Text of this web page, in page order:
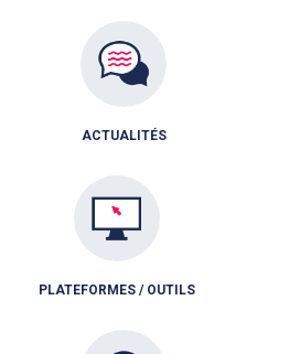
ACTUALITÉS
PLATEFORMES / OUTILS